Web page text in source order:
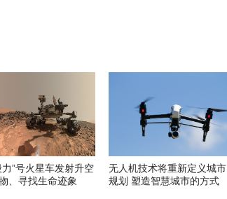
力”号火星车发射升空
、寻找生命迹象
无人机技术将重新定义城市
规划 塑造智慧城市的方式